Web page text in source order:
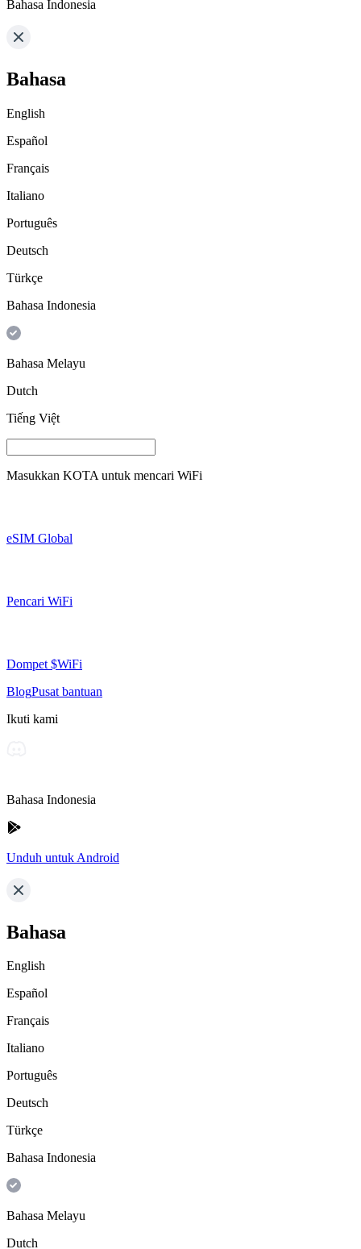
Bahasa Indonesia
Bahasa
English
Español
Français
Italiano
Português
Deutsch
Türkçe
Bahasa Indonesia
Bahasa Melayu
Dutch
Tiếng Việt
Masukkan KOTA untuk mencari WiFi
eSIM Global
Pencari WiFi
Dompet $WiFi
BlogPusat bantuan
Ikuti kami
Bahasa Indonesia
Unduh untuk Android
Bahasa
English
Español
Français
Italiano
Português
Deutsch
Türkçe
Bahasa Indonesia
Bahasa Melayu
Dutch